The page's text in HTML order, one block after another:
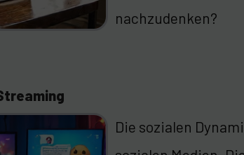
nachzudenken?
Die sozialen